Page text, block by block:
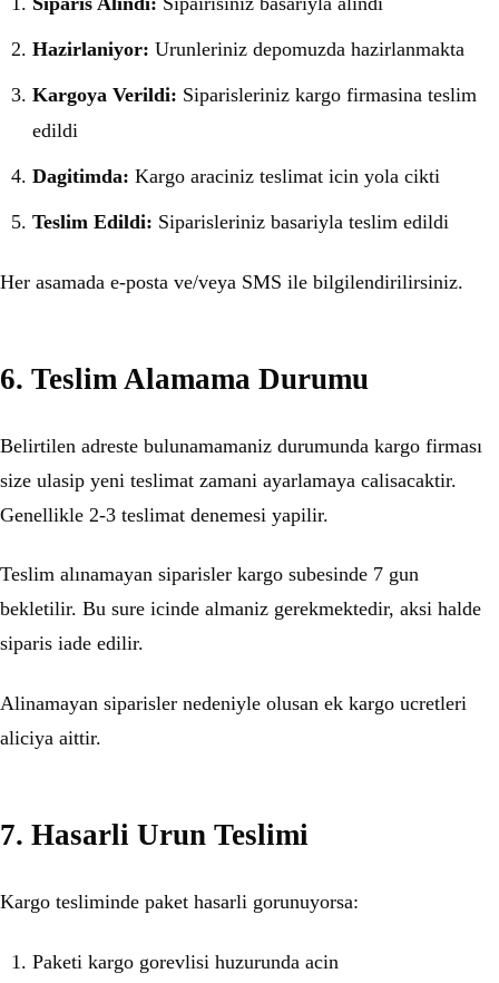
Hazirlaniyor: Urunleriniz depomuzda hazirlanmakta
Kargoya Verildi: Siparisleriniz kargo firmasina teslim
edildi
Dagitimda: Kargo araciniz teslimat icin yola cikti
Teslim Edildi: Siparisleriniz basariyla teslim edildi
Her asamada e-posta ve/veya SMS ile bilgilendirilirsiniz.
6. Teslim Alamama Durumu
Belirtilen adreste bulunamamaniz durumunda kargo firması
size ulasip yeni teslimat zamani ayarlamaya calisacaktir.
Genellikle 2-3 teslimat denemesi yapilir.
Teslim alınamayan siparisler kargo subesinde 7 gun
bekletilir. Bu sure icinde almaniz gerekmektedir, aksi halde
siparis iade edilir.
Alinamayan siparisler nedeniyle olusan ek kargo ucretleri
aliciya aittir.
7. Hasarli Urun Teslimi
Kargo tesliminde paket hasarli gorunuyorsa:
Paketi kargo gorevlisi huzurunda acin